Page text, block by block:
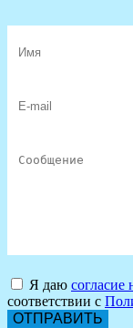
Я даю
соответствии с
ОТПРАВИТЬ